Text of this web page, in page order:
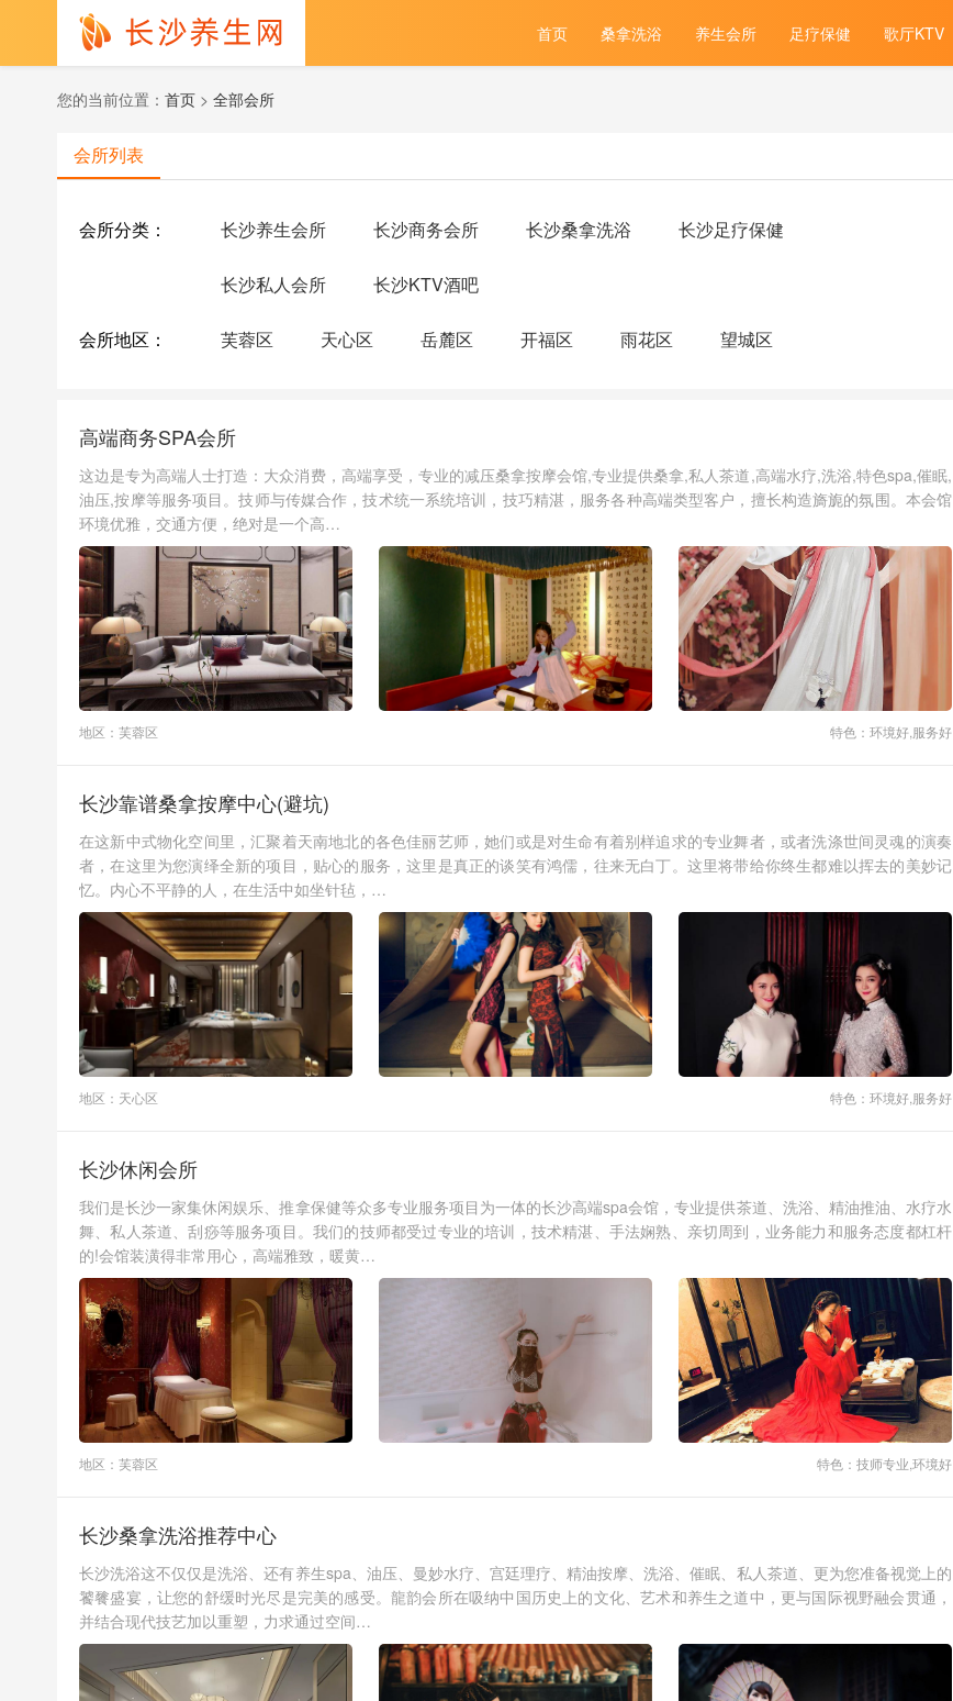
首页 桑拿洗浴 养生会所 足疗保健 歌厅KTV
您的当前位置： 首页 > 全部会所
会所列表
会所分类： 长沙养生会所 长沙商务会所 长沙桑拿洗浴 长沙足疗保健
长沙私人会所 长沙KTV酒吧
会所地区： 芙蓉区 天心区 岳麓区 开福区 雨花区 望城区
高端商务SPA会所
这边是专为高端人士打造：大众消费，高端享受，专业的减压桑拿按摩会馆,专业提供桑拿,私人茶道,高端水疗,洗浴,特色spa,催眠,
油压,按摩等服务项目。技师与传媒合作，技术统一系统培训，技巧精湛，服务各种高端类型客户，擅长构造旖旎的氛围。本会馆
环境优雅，交通方便，绝对是一个高…
地区：芙蓉区 特色：环境好,服务好
长沙靠谱桑拿按摩中心(避坑)
在这新中式物化空间里，汇聚着天南地北的各色佳丽艺师，她们或是对生命有着别样追求的专业舞者，或者洗涤世间灵魂的演奏
者，在这里为您演绎全新的项目，贴心的服务，这里是真正的谈笑有鸿儒，往来无白丁。这里将带给你终生都难以挥去的美妙记
忆。内心不平静的人，在生活中如坐针毡，…
地区：天心区 特色：环境好,服务好
长沙休闲会所
我们是长沙一家集休闲娱乐、推拿保健等众多专业服务项目为一体的长沙高端spa会馆，专业提供茶道、洗浴、精油推油、水疗水
舞、私人茶道、刮痧等服务项目。我们的技师都受过专业的培训，技术精湛、手法娴熟、亲切周到，业务能力和服务态度都杠杆
的!会馆装潢得非常用心，高端雅致，暖黄…
地区：芙蓉区 特色：技师专业,环境好
长沙桑拿洗浴推荐中心
长沙洗浴这不仅仅是洗浴、还有养生spa、油压、曼妙水疗、宫廷理疗、精油按摩、洗浴、催眠、私人茶道、更为您准备视觉上的
饕餮盛宴，让您的舒缓时光尽是完美的感受。龍韵会所在吸纳中国历史上的文化、艺术和养生之道中，更与国际视野融会贯通，
并结合现代技艺加以重塑，力求通过空间…